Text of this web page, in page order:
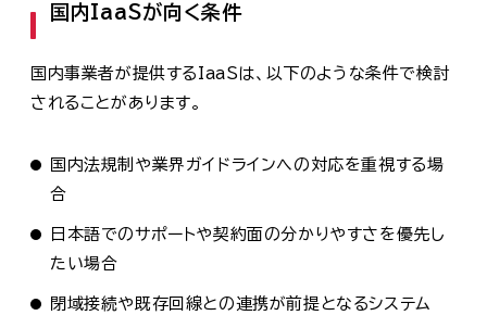
国内IaaSが向く条件
国内事業者が提供するIaaSは、以下のような条件で検討
されることがあります。
国内法規制や業界ガイドラインへの対応を重視する場
合
日本語でのサポートや契約面の分かりやすさを優先し
たい場合
閉域接続や既存回線との連携が前提となるシステム